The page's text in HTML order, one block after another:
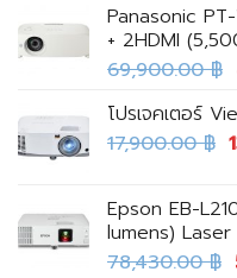
Panasonic
+ 2HDMI
69,900.00฿
โปรเจคเตอร์
17,900.00฿
Epson EB-
lumens)
78,430.00฿